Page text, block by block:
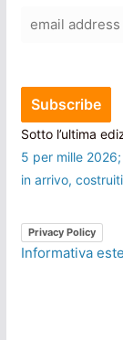
Sotto l’ultima
5 per mille
in arrivo,
Privacy Policy
Informativa